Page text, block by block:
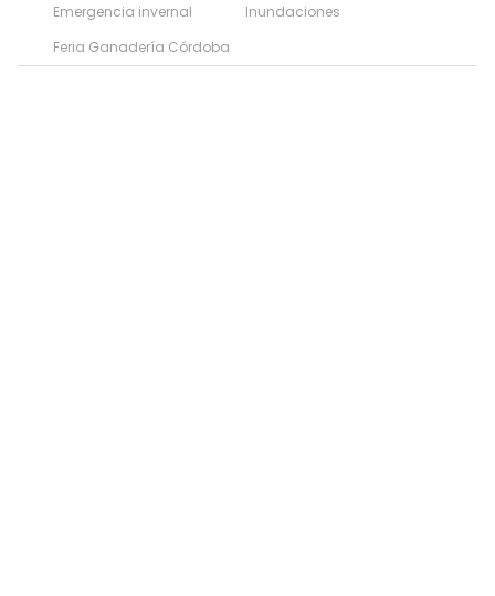
Emergencia invernal
Inundaciones
Feria Ganadería Córdoba